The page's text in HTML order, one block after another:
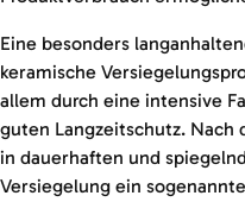
Eine besonders
keramische
allem durch eine intensive
guten Langzeitschutz. Nach
in dauerhaften und
Versiegelung ein